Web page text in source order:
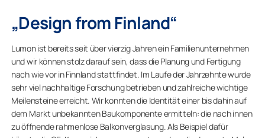
„Design from Finland“
Lumon ist bereits seit über vierzig Jahren ein Familienunternehmen
und wir können stolz darauf sein, dass die Planung und Fertigung
nach wie vor in Finnland stattfindet. Im Laufe der Jahrzehnte wurde
sehr viel nachhaltige Forschung betrieben und zahlreiche wichtige
Meilensteine erreicht. Wir konnten die Identität einer bis dahin auf
dem Markt unbekannten Baukomponente ermitteln: die nach innen
zu öffnende rahmenlose Balkonverglasung. Als Beispiel dafür